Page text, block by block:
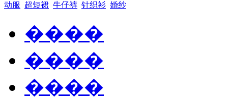
动服
超短裙 牛仔裤 针织衫 婚纱
����
����
����